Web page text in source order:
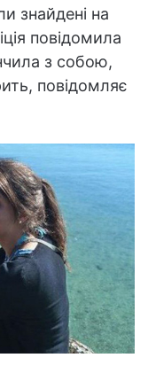
знайдені на
повідомила
з собою,
повідомляє